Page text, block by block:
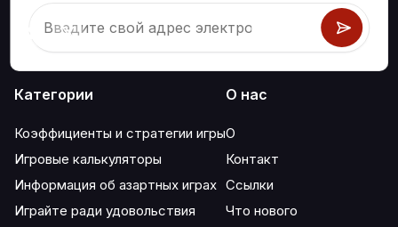
Категории
Коэффициенты и стратегии игры
Игровые калькуляторы
Информация об азартных играх
Играйте ради удовольствия
О нас
О
Контакт
Ссылки
Что нового